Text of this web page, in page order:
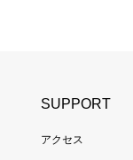
SUPPORT
アクセス